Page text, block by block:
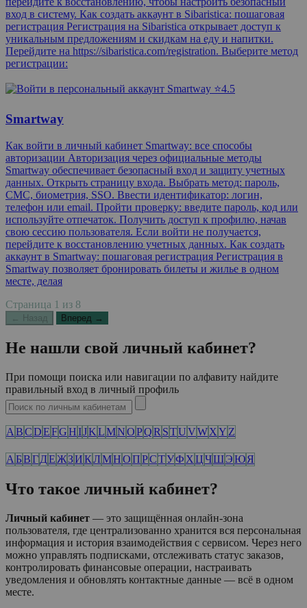
вход в систему. Как создать аккаунт в Sibaristica: пошаговая
регистрация Регистрация на Sibaristica открывает доступ к
уникальным предложениям и скидкам на еду и напитки.
Перейдите на https://sibaristica.com/registration. Выберите метод
регистрации:
⭐4.5
Smartway
Как войти в личный кабинет Smartway: все способы
авторизации Авторизация через официальные методы
Smartway обеспечивает безопасный вход и защиту учетных
данных. Открыть страницу входа. Выбрать метод: пароль,
СМС, биометрия, SSO. Ввести идентификатор: логин,
телефон или email. Пройти проверку: введите пароль, код или
используйте отпечаток. Получить доступ к профилю, начав
свою сессию пользователя. Если войти не получается,
перейдите к восстановлению учетных данных. Как создать
аккаунт в Smartway: пошаговая регистрация Регистрация в
Smartway позволяет бронировать билеты и жилье в одном
месте, делая
Страница 1 из 8
← Назад Вперед →
Не нашли свой личный кабинет?
При помощи поиска или навигации по алфавиту найдите
правильный вход в личный профиль
A BCDEFGHIJKLMNOPQR STUVWXY Z
А БВГ ДЕЖЗИКЛМНОПРСТУФ ХЦЧШЭЮЯ
Что такое личный кабинет?
Личный кабинет — это защищённая онлайн-зона
пользователя, где централизованно хранится вся персональная
информация и история взаимодействия с сервисом. Через него
можно управлять подписками, отслеживать статус заказов,
контролировать финансовые операции, настраивать
уведомления и обновлять контактные данные — всё в одном
месте.